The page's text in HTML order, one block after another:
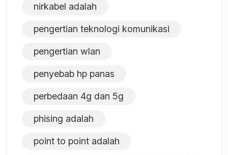
nirkabel adalah
pengertian teknologi komunikasi
pengertian wlan
penyebab hp panas
perbedaan 4g dan 5g
phising adalah
point to point adalah